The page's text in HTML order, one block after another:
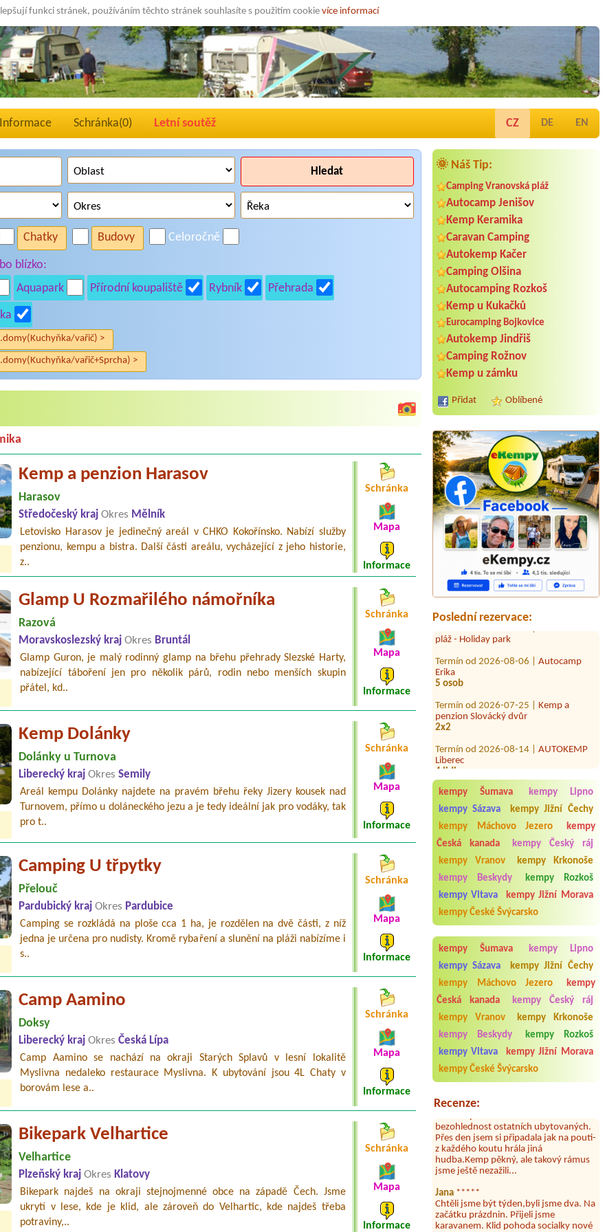
funkci stránek, používáním těchto stránek souhlasíte s použitím cookie více informací
Informace Schránka(0) Letní soutěž CZ DE EN
🌞 Náš Tip:
Camping Vranovská pláž
Autocamp Jenišov
Kemp Keramika
Caravan Camping
Autokemp Kačer
Camping Olšina
Autocamping Rozkoš
Kemp u Kukačků
Eurocamping Bojkovice
Autokemp Jindřiš
Camping Rožnov
Kemp u zámku
Přidat Oblíbené
Poslední rezervace:
Termín od 2026-08-03 |Camp Villa
Bohemia
1 Stellplatz mit Strom, 2 Personen,
am Wasser
Termín od 2026-07-30 |Kemp
Sluníčko
2x 4L chatka
Termín od 2026-07-28 |
Erika
5 osob
penzion Slovácký dvůr
2x2
Liberec
4 lidi
Termín od 2026-08-01 |Autokemp
Hamr na Jezeře
2 osoby, jedno vozidlo se střešním
stanem
Termín od 2026-08-02 |
Kemp Josef
1 x Platz für Zelt, 1 Person, 1 x Strom,
1 Auto
Termín od 2026-07-31 |Kemp Pod
lesem
chatka
Termín od 2026-07-24 |Stellplatz
Arkáda
1 x stan ,2x dospělí ,1 x dítě 9let
kempy Šumava
kempy Lipno
kempy Sázava
kempy Jižní Čechy
kempy Máchovo Jezero
kempy
Česká kanada
kempy Český ráj
kempy Vranov
kempy Krkonoše
kempy Beskydy
kempy Rozkoš
kempy Vltava
kempy Jižní Morava
kempy České Švýcarsko
kempy Šumava
kempy Lipno
kempy Sázava
kempy Jižní Čechy
kempy Máchovo Jezero
kempy
Česká kanada
kempy Český ráj
kempy Vranov
kempy Krkonoše
kempy Beskydy
kempy Rozkoš
kempy Vltava
kempy Jižní Morava
kempy České Švýcarsko
Recenze:
Aneta Melicharová***
Byli jsme zde v týdnu od 25.7. do 1.8.
umývárně i na WC bylo vždy čisto,
doplněný papír i utěrky, což při
množství návštěvníků není
samozřejmost. V kempu je obchod a
restaurace, kebab a další občerstvení.
hluk z repráků u stanů a absolutní
Přes den jsem si připadala jak na pouti-
z každého koutu hrála jiná
hudba.Kemp pěkný, ale takový rámus
jsme ještě nezažili...
Chtěli jsme být týden,byli jsme dva. Na
začátku prázdnin. Přijeli jsme
karavanem. Klid pohoda socialky nové
krásné čisté,koupání super. Restaurace
Hledat
Chatky Budovy Celoročně
blízko:
Aquapark Přírodní koupaliště Rybník Přehrada
vařič) >
vařič+Sprcha) >
Kemp a penzion Harasov
Harasov
Středočeský krajOkres Mělník
Letovisko Harasov je jedinečný areál v CHKO Kokořínsko. Nabízí služby
penzionu, kempu a bistra. Další části areálu, vycházející z jeho historie,
z..
Schránka
Mapa
Informace
Glamp U Rozmařilého námořníka
Razová
Moravskoslezský krajOkres Bruntál
Glamp Guron, je malý rodinný glamp na břehu přehrady Slezské Harty,
nabízející táboření jen pro několik párů, rodin nebo menších skupin
přátel, kd..
Schránka
Mapa
Informace
Kemp Dolánky
Dolánky u Turnova
Liberecký krajOkres Semily
Areál kempu Dolánky najdete na pravém břehu řeky Jizery kousek nad
Turnovem, přímo u doláneckého jezu a je tedy ideální jak pro vodáky, tak
pro t..
Schránka
Mapa
Informace
Camping U třpytky
Přelouč
Pardubický krajOkres Pardubice
Camping se rozkládá na ploše cca 1 ha, je rozdělen na dvě části, z níž
jedna je určena pro nudisty. Kromě rybaření a slunění na pláži nabízíme i
s..
Schránka
Mapa
Informace
Camp Aamino
Doksy
Liberecký krajOkres Česká Lípa
Camp Aamino se nachází na okraji Starých Splavů v lesní lokalitě
Myslivna nedaleko restaurace Myslivna. K ubytování jsou 4L Chaty v
borovám lese a..
Schránka
Mapa
Informace
Bikepark Velhartice
Velhartice
Plzeňský krajOkres Klatovy
Bikepark najdeš na okraji stejnojmenné obce na západě Čech. Jsme
ukrytí v lese, kde je klid, ale zároveň do Velhartic, kde najdeš třeba
potraviny,..
Schránka
Mapa
Informace